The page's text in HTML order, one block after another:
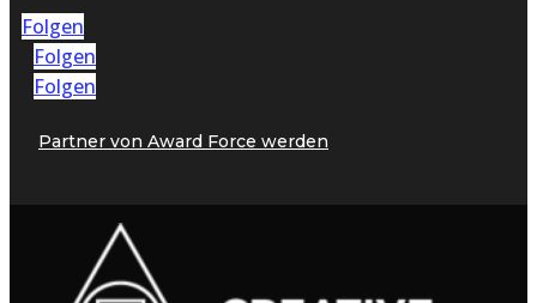
Folgen
Folgen
Folgen
Partner von Award Force werden